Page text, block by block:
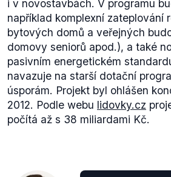
i v novostavbách. V programu
například komplexní zateplování
bytových domů a veřejných
domovy seniorů apod.), a také
pasivním energetickém
navazuje na starší dotační
úsporám. Projekt byl ohlášen
2012. Podle webu lidovky.cz
počítá až s 38 miliardami Kč.